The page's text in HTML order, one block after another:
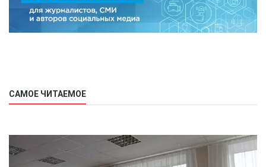
САМОЕ ЧИТАЕМОЕ